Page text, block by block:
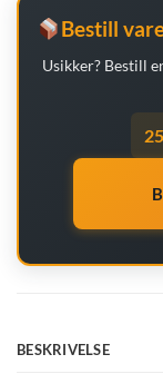
Bestill
Usikker? Bestill
BESKRIVELSE